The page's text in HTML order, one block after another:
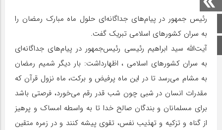
صفحه اصلی
اینستاگرام
رئیس ﺟﻤﻬﻮر در ﭘﯿﺎم‌ﻫﺎی ﺟﺪاﮔﺎﻧﻪ‌ای حلول ماه مبارک رمضان را
به سران کشورهای اسلامی تبریک گفت.
آیت‌الله سید ابراهیم رئیسی رئیس‌جمهور در پیام‌های جداگانه‌ای
به سران کشورهای اسلامی ، اظهارداشت: بار دیگر شمیم رمضان
به مشام می‌رسد تا در این ماه پرفیض و برکت، ماه نزول قرآن که
مقدرات انسان در شبی چون شب قدر رقم می‌خورد، فرصتی باشد
برای مسلمانان و بندگان صالح خدا تا به واسطه امساک و پرهیز
از گناه و تزکیه و تهذیب نفس، تقوی پیشه کنند و در زمره متقین